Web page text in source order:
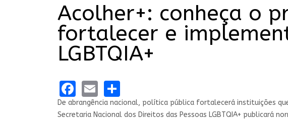
Acolher+: conheça o
fortalecer e
LGBTQIA+
Facebook
Email
De abrangência nacional, política pública fortalecerá instituições
Secretaria Nacional dos Direitos das Pessoas LGBTQIA+ publicará